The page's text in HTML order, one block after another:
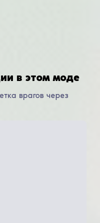
в этом моде
врагов через